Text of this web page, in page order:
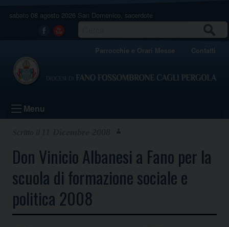
sabato 08 agosto 2026 San Domenico, sacerdote
Facebook
Youtube
Parrocchie e Orari Messe Contatti
Menu
Don Vinicio Albanesi a Fano per la
scuola di formazione sociale e
politica 2008